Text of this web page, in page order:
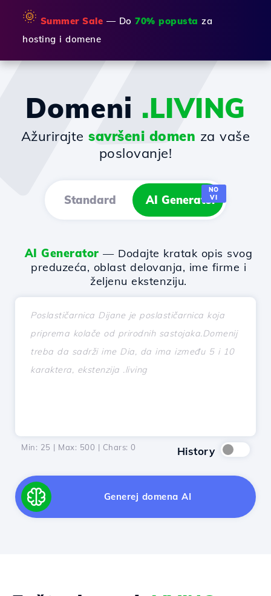
🌞 Summer Sale — Do 70% popusta za
hosting i domene
Domeni .LIVING
Ažurirajtesavršeni domen za vaše
poslovanje!
Standard AI Generator
NO
VI
AI Generator — Dodajte kratak opis svog
preduzeća, oblast delovanja, ime firme i
željenu ekstenziju.
Min: 25 | Max: 500 | Chars: 0 History
Generej domena AI